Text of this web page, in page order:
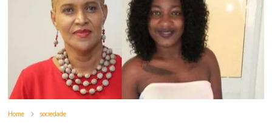
Home sociedade